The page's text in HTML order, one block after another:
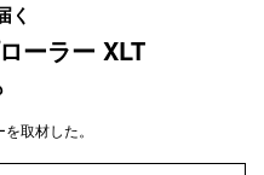
く
ーラー XLT
取材した。